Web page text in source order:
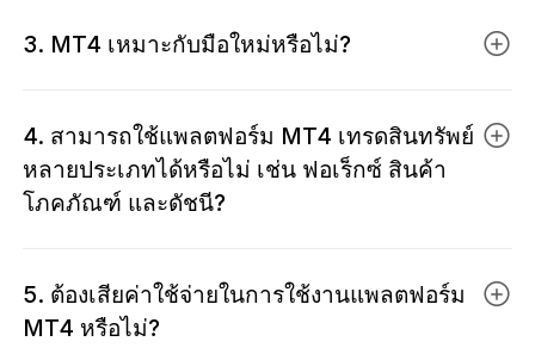
แพลตฟอร์มอันดับหนึ่งสำหรับเทรดเดอร์ฟอเร็กซ์และ
ตั้งแต่เครื่องมือวิเคราะห์กราฟขั้นสูง ระบบส่งคำสั่งซื้อ
เทรดเดอร์จะได้รับการเข้าถึงตลาดทั่วโลกอย่างมั่นคง
ราคาที่โปร่งใส และประสิทธิภาพการเทรดในระดับ
สถาบัน
3. MT4 เหมาะกับมือใหม่หรือไม่?
เข้าใจง่ายและใช้งานไม่ซับซ้อน จึงเป็นตัวเลือกที่เหมาะ
สำหรับมือใหม่ที่ต้องการเริ่มต้น ด้วยการออกแบบที่เรียบ
ง่าย ฟังก์ชันส่งคำสั่งที่สะดวก และการรองรับบัญชี
การเทรดที่เสถียร พร้อมคำแนะนำเชิงปฏิบัติ เพื่อช่วยให้
ลูกค้าพัฒนาทักษะการเทรดและเสริมความมั่นใจในทุก
4. สามารถใช้แพลตฟอร์ม MT4 เทรดสินทรัพย์
หลายประเภทได้หรือไม่ เช่น ฟอเร็กซ์ สินค้า
โภคภัณฑ์ และดัชนี?
สามารถเข้าถึงตลาดโลกด้วยบัญชีเพียงหนึ่งเดียว ได้แก่
คู่สกุลเงิน ดัชนีโลก สินค้าโภคภัณฑ์ชั้นนำ และอื่นๆ
5. ต้องเสียค่าใช้จ่ายในการใช้งานแพลตฟอร์ม
MT4 หรือไม่?